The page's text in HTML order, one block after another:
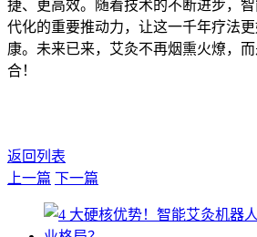
捷、更高效。随着技术的不断进步，
代化的重要推动力，让这一千年疗法
康。未来已来，艾灸不再烟熏火燎，
合！
返回列表
上一篇 下一篇